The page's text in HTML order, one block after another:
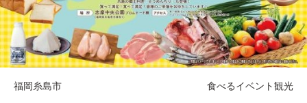
福岡糸島市 食べるイベント観光